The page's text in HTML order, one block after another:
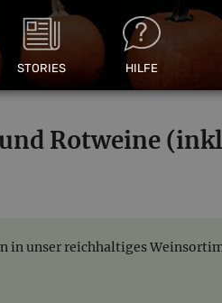
STORIES HILFE
Rotweine
in unser reichhaltiges